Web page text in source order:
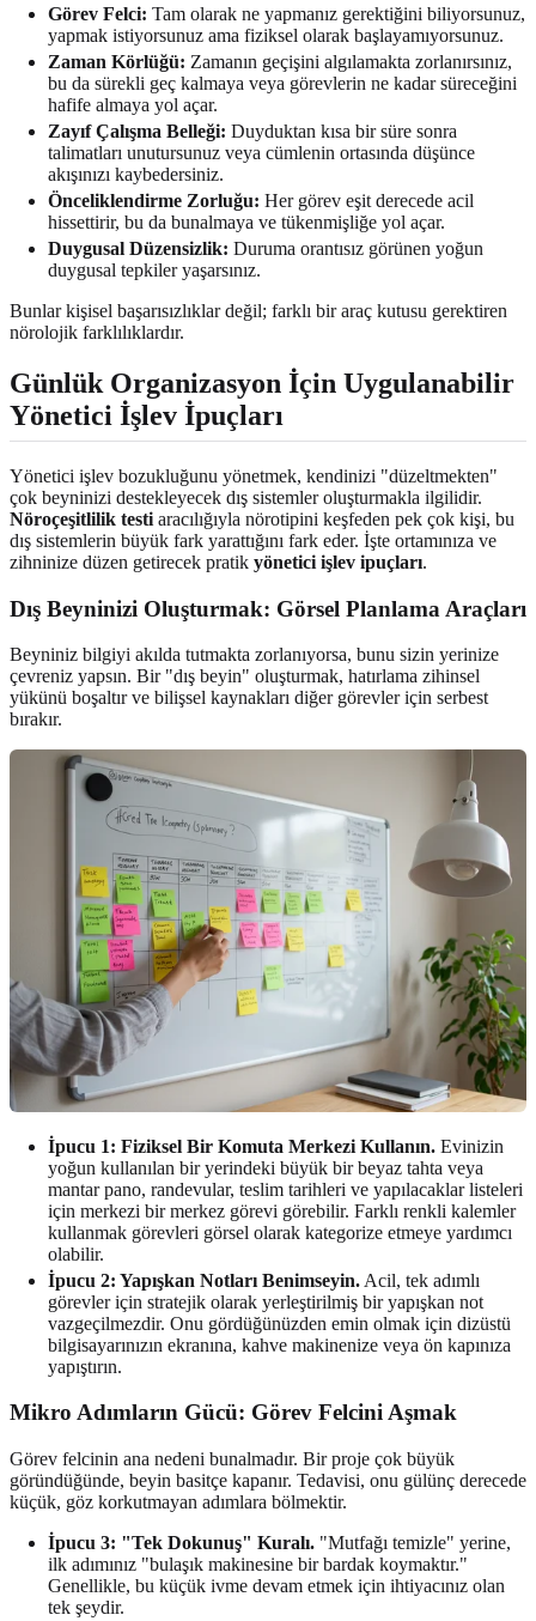
Görev Felci: Tam olarak ne yapmanız gerektiğini biliyorsunuz,
yapmak istiyorsunuz ama fiziksel olarak başlayamıyorsunuz.
Zaman Körlüğü: Zamanın geçişini algılamakta zorlanırsınız,
bu da sürekli geç kalmaya veya görevlerin ne kadar süreceğini
hafife almaya yol açar.
Zayıf Çalışma Belleği: Duyduktan kısa bir süre sonra
talimatları unutursunuz veya cümlenin ortasında düşünce
akışınızı kaybedersiniz.
Önceliklendirme Zorluğu: Her görev eşit derecede acil
hissettirir, bu da bunalmaya ve tükenmişliğe yol açar.
Duygusal Düzensizlik: Duruma orantısız görünen yoğun
duygusal tepkiler yaşarsınız.
Bunlar kişisel başarısızlıklar değil; farklı bir araç kutusu gerektiren
nörolojik farklılıklardır.
Günlük Organizasyon İçin Uygulanabilir
Yönetici İşlev İpuçları
Yönetici işlev bozukluğunu yönetmek, kendinizi "düzeltmekten"
çok beyninizi destekleyecek dış sistemler oluşturmakla ilgilidir.
Nöroçeşitlilik testi aracılığıyla nörotipini keşfeden pek çok kişi, bu
dış sistemlerin büyük fark yarattığını fark eder. İşte ortamınıza ve
zihninize düzen getirecek pratik yönetici işlev ipuçları.
Dış Beyninizi Oluşturmak: Görsel Planlama Araçları
Beyniniz bilgiyi akılda tutmakta zorlanıyorsa, bunu sizin yerinize
çevreniz yapsın. Bir "dış beyin" oluşturmak, hatırlama zihinsel
yükünü boşaltır ve bilişsel kaynakları diğer görevler için serbest
bırakır.
İpucu 1: Fiziksel Bir Komuta Merkezi Kullanın. Evinizin
yoğun kullanılan bir yerindeki büyük bir beyaz tahta veya
mantar pano, randevular, teslim tarihleri ve yapılacaklar listeleri
için merkezi bir merkez görevi görebilir. Farklı renkli kalemler
kullanmak görevleri görsel olarak kategorize etmeye yardımcı
olabilir.
İpucu 2: Yapışkan Notları Benimseyin. Acil, tek adımlı
görevler için stratejik olarak yerleştirilmiş bir yapışkan not
vazgeçilmezdir. Onu gördüğünüzden emin olmak için dizüstü
bilgisayarınızın ekranına, kahve makinenize veya ön kapınıza
yapıştırın.
Mikro Adımların Gücü: Görev Felcini Aşmak
Görev felcinin ana nedeni bunalmadır. Bir proje çok büyük
göründüğünde, beyin basitçe kapanır. Tedavisi, onu gülünç derecede
küçük, göz korkutmayan adımlara bölmektir.
İpucu 3: "Tek Dokunuş" Kuralı. "Mutfağı temizle" yerine,
ilk adımınız "bulaşık makinesine bir bardak koymaktır."
Genellikle, bu küçük ivme devam etmek için ihtiyacınız olan
tek şeydir.